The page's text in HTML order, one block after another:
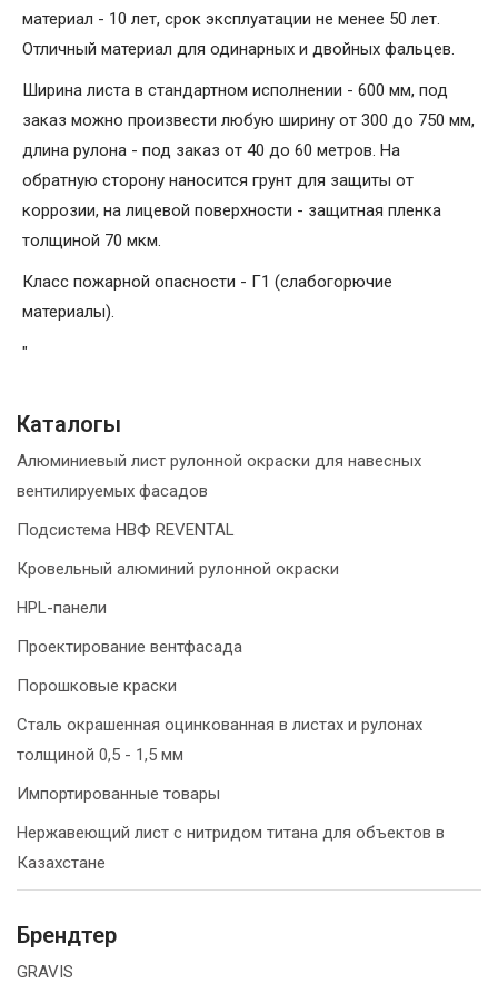
материал - 10 лет, срок эксплуатации не менее 50 лет.
Отличный материал для одинарных и двойных фальцев.
Ширина листа в стандартном исполнении - 600 мм, под
заказ можно произвести любую ширину от 300 до 750 мм,
длина рулона - под заказ от 40 до 60 метров. На
обратную сторону наносится грунт для защиты от
коррозии, на лицевой поверхности - защитная пленка
толщиной 70 мкм.
Класс пожарной опасности - Г1 (слабогорючие
материалы).
"
Каталогы
Алюминиевый лист рулонной окраски для навесных
вентилируемых фасадов
Подсистема НВФ REVENTAL
Кровельный алюминий рулонной окраски
HPL-панели
Проектирование вентфасада
Порошковые краски
Сталь окрашенная оцинкованная в листах и рулонах
толщиной 0,5 - 1,5 мм
Импортированные товары
Нержавеющий лист с нитридом титана для объектов в
Казахстане
Брендтер
GRAVIS